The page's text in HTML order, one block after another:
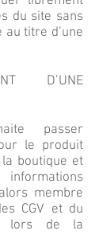
du site sans
titre d’une
D’UNE
passer
le produit
boutique et
membre
CGV et du
lors de la